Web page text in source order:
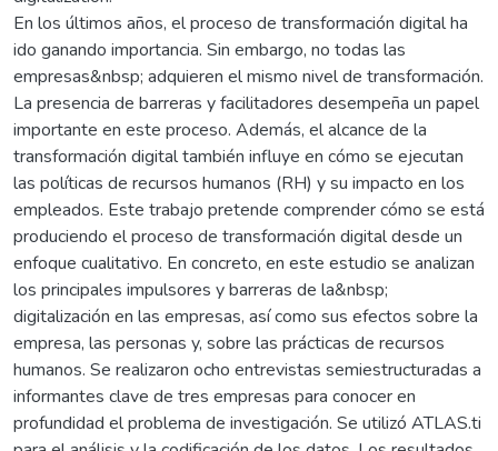
En los últimos años, el proceso de transformación digital ha
ido ganando importancia. Sin embargo, no todas las
empresas&nbsp; adquieren el mismo nivel de transformación.
La presencia de barreras y facilitadores desempeña un papel
importante en este proceso. Además, el alcance de la
transformación digital también influye en cómo se ejecutan
las políticas de recursos humanos (RH) y su impacto en los
empleados. Este trabajo pretende comprender cómo se está
produciendo el proceso de transformación digital desde un
enfoque cualitativo. En concreto, en este estudio se analizan
los principales impulsores y barreras de la&nbsp;
digitalización en las empresas, así como sus efectos sobre la
empresa, las personas y, sobre las prácticas de recursos
humanos. Se realizaron ocho entrevistas semiestructuradas a
informantes clave de tres empresas para conocer en
profundidad el problema de investigación. Se utilizó ATLAS.ti